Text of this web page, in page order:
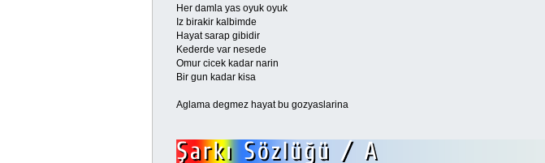
Her damla yas oyuk oyuk
Iz birakir kalbimde
Hayat sarap gibidir
Kederde var nesede
Omur cicek kadar narin
Bir gun kadar kisa
Aglama degmez hayat bu gozyaslarina